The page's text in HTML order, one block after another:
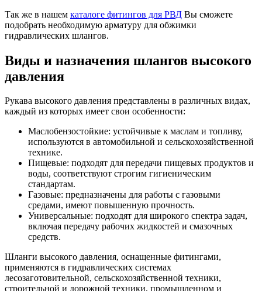
Так же в нашем каталоге фитингов для РВД Вы сможете
подобрать необходимую арматуру для обжимки
гидравлических шлангов.
Виды и назначения шлангов высокого
давления
Рукава высокого давления представлены в различных видах,
каждый из которых имеет свои особенности:
Маслобензостойкие: устойчивые к маслам и топливу,
используются в автомобильной и сельскохозяйственной
технике.
Пищевые: подходят для передачи пищевых продуктов и
воды, соответствуют строгим гигиеническим
стандартам.
Газовые: предназначены для работы с газовыми
средами, имеют повышенную прочность.
Универсальные: подходят для широкого спектра задач,
включая передачу рабочих жидкостей и смазочных
средств.
Шланги высокого давления, оснащенные фитингами,
применяются в гидравлических системах
лесозаготовительной, сельскохозяйственной техники,
строительной и дорожной техники, промышленном и